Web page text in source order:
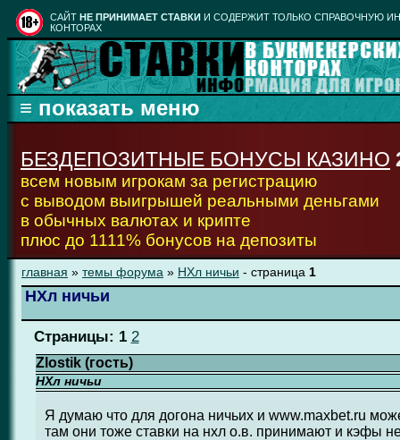
CАЙТ НЕ ПРИНИМАЕТ СТАВКИ И СОДЕРЖИТ ТОЛЬКО СПРАВОЧНУЮ
КОНТОРАХ
БЕЗДЕПОЗИТНЫЕ БОНУСЫ КАЗИНО
всем новым игрокам за регистрацию
с выводом выигрышей реальными деньгами
в обычных валютах и крипте
плюс до 1111% бонусов на депозиты
главная » темы форума » НХл ничьи - страница 1
НХл ничьи
Страницы: 1 2
Zlostik (гость)
НХл ничьи
Я думаю что для догона ничьих и www.maxbet.ru
там они тоже ставки на нхл о.в. принимают и кэфы